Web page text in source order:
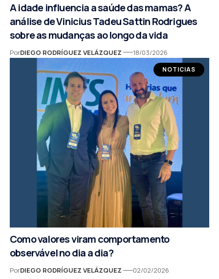
A idade influencia a saúde das mamas? A
análise de Vinicius Tadeu Sattin Rodrigues
sobre as mudanças ao longo da vida
PorDIEGO RODRÍGUEZ VELÁZQUEZ 18/03/2026
NOTICIAS
Como valores viram comportamento
observável no dia a dia?
PorDIEGO RODRÍGUEZ VELÁZQUEZ 02/02/2026